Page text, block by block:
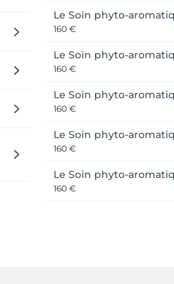
Le Soin phyto-
160 €
Le Soin phyto-
160 €
Le Soin phyto-
160 €
Le Soin phyto-
160 €
Le Soin phyto-
160 €